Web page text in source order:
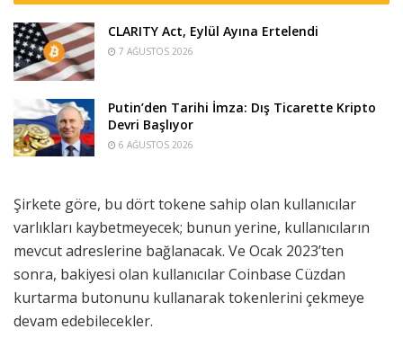
CLARITY Act, Eylül Ayına Ertelendi
7 AĞUSTOS 2026
Putin’den Tarihi İmza: Dış Ticarette Kripto
Devri Başlıyor
6 AĞUSTOS 2026
Şirkete göre, bu dört tokene sahip olan kullanıcılar
varlıkları kaybetmeyecek; bunun yerine, kullanıcıların
mevcut adreslerine bağlanacak. Ve Ocak 2023’ten
sonra, bakiyesi olan kullanıcılar Coinbase Cüzdan
kurtarma butonunu kullanarak tokenlerini çekmeye
devam edebilecekler.